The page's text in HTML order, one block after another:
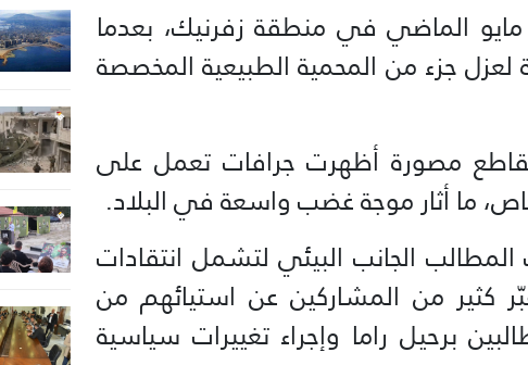
/ مايو الماضي في منطقة زفرنيك، بعدما
جزء من المحمية الطبيعية المخصصة
مصورة أظهرت جرافات تعمل على
ما أثار موجة غضب واسعة في البلاد.
الجانب البيئي لتشمل انتقادات
كثير من المشاركين عن استيائهم من
برحيل راما وإجراء تغييرات سياسية